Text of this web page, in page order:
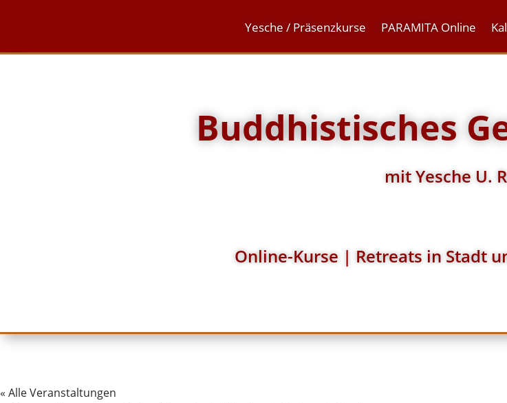
Yesche / Präsenzkurse PARAMITA Online
Buddhistisches
mit Yesche U.
Online-Kurse | Retreats in Stadt
« Alle Veranstaltungen